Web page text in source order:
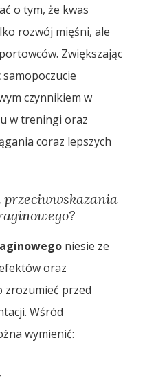
o tym, że kwas
rozwój mięśni, ale
Zwiększając
czynnikiem w
w treningi oraz
coraz lepszych
przeciwwskazania
niesie ze
oraz
zrozumieć przed
Wśród
wymienić: